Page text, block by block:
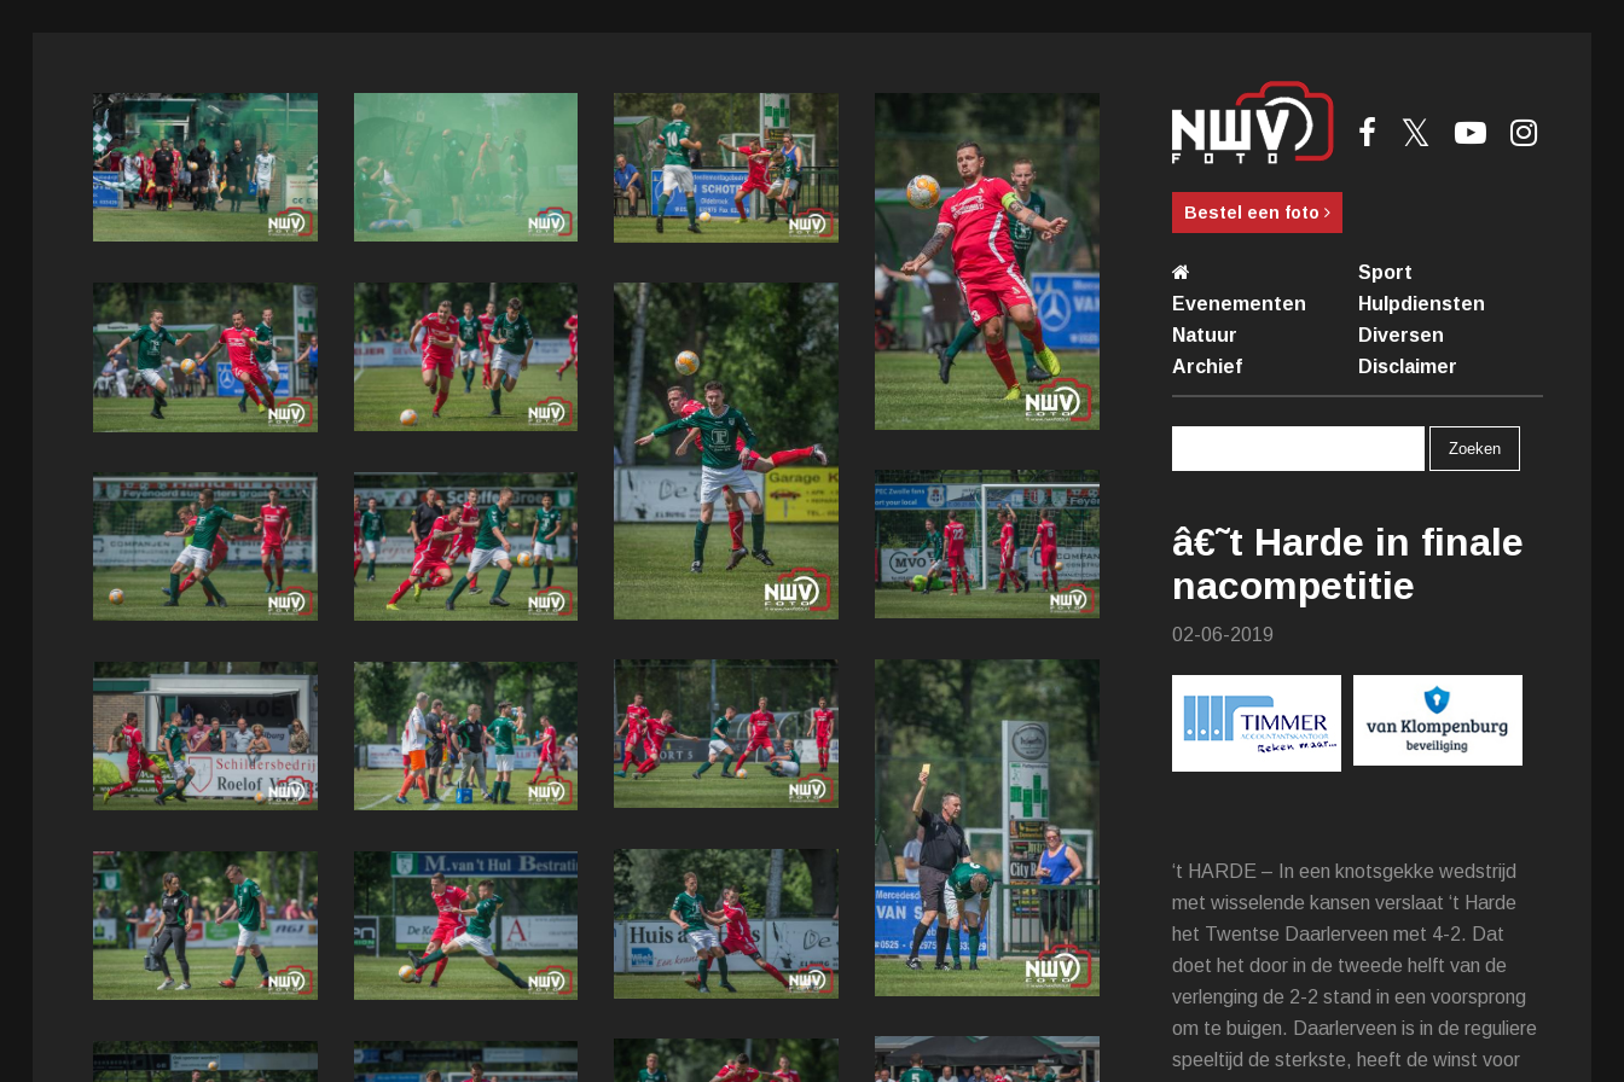
Bestel een foto
Sport
Evenementen
Hulpdiensten
Natuur
Diversen
Archief
Disclaimer
â€˜t Harde in finale
nacompetitie
02-06-2019
‘t HARDE – In een knotsgekke wedstrijd
met wisselende kansen verslaat ‘t Harde
het Twentse Daarlerveen met 4-2. Dat
doet het door in de tweede helft van de
verlenging de 2-2 stand in een voorsprong
om te buigen. Daarlerveen is in de reguliere
speeltijd de sterkste, heeft de winst voor